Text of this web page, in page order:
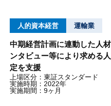
人的資本経営 運輸業
中期経営計画に連動した人
ンタビュー等により求める
定を支援
上場区分：東証スタンダード
実施時期：2022年
実施期間：9ヶ月